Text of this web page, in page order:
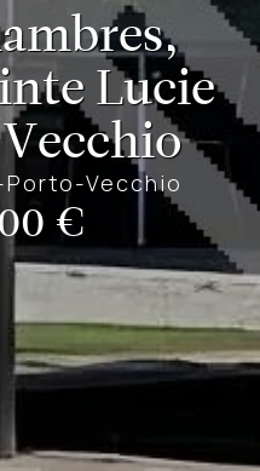
Lucie
Vecchio
€